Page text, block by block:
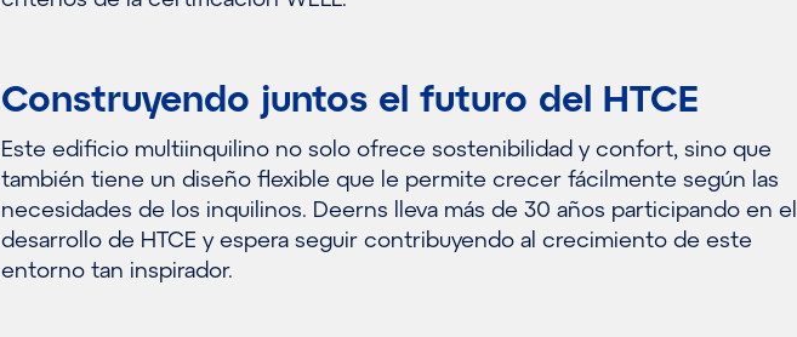
Construyendo juntos el futuro del HTCE
Este edificio multiinquilino no solo ofrece sostenibilidad y confort, sino que
también tiene un diseño flexible que le permite crecer fácilmente según las
necesidades de los inquilinos. Deerns lleva más de 30 años participando en el
desarrollo de HTCE y espera seguir contribuyendo al crecimiento de este
entorno tan inspirador.